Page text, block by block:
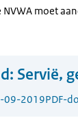
moet
Servië,
09-2019PDF-